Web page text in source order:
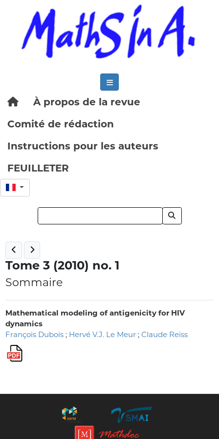
FEUILLETER
À propos de la revue
Comité de rédaction
Instructions pour les auteurs
Tome 3 (2010) no. 1
Sommaire
Mathematical modeling of antigenicity for HIV
dynamics
François Dubois ; Hervé V.J. Le Meur ; Claude Reiss